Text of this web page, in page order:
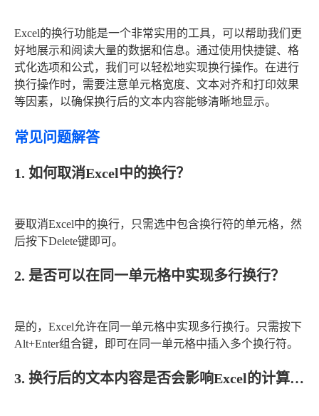
Excel的换行功能是一个非常实用的工具，可以帮助我们更
好地展示和阅读大量的数据和信息。通过使用快捷键、格
式化选项和公式，我们可以轻松地实现换行操作。在进行
换行操作时，需要注意单元格宽度、文本对齐和打印效果
等因素，以确保换行后的文本内容能够清晰地显示。
常见问题解答
1. 如何取消Excel中的换行？
要取消Excel中的换行，只需选中包含换行符的单元格，然
后按下Delete键即可。
2. 是否可以在同一单元格中实现多行换行？
是的，Excel允许在同一单元格中实现多行换行。只需按下
Alt+Enter组合键，即可在同一单元格中插入多个换行符。
3. 换行后的文本内容是否会影响Excel的计算结果？